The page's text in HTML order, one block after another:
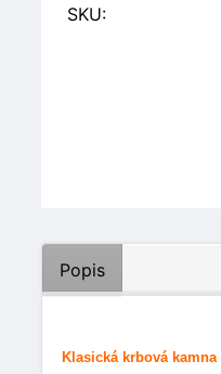
SKU:
Popis
Klasická krbová